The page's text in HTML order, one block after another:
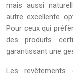
mais aussi
autre excellente
Pour ceux qui
des produits
garantissant une
Les revêtements